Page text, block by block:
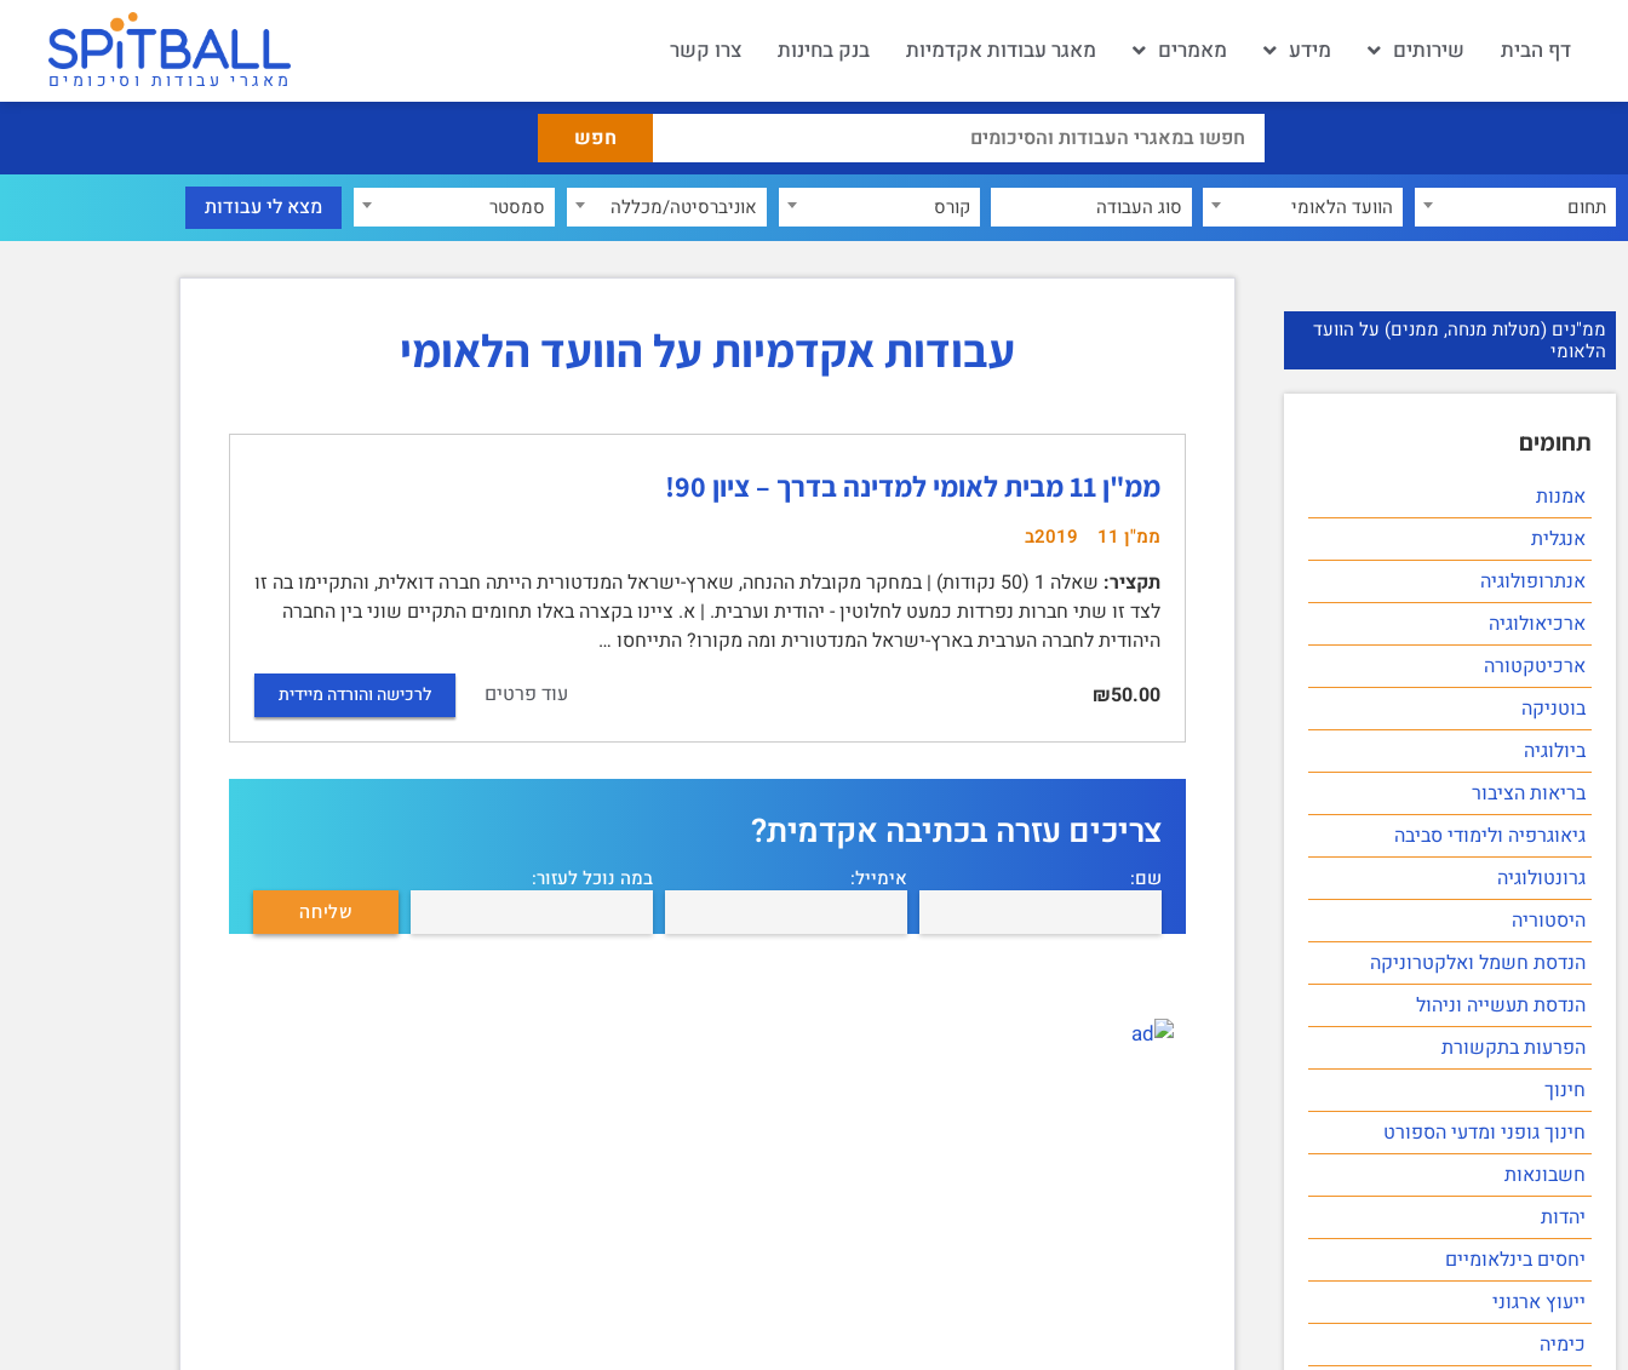
דף הבית שירותים מידע מאמרים מאגר עבודות אקדמיות בנק בחינות צרו קשר
מאגרי עבודות וסיכומים
תחום הוועד הלאומי קורס אוניברסיטה/מכללה סמסטר
ממ"נים (מטלות מנחה, ממנים) על הוועד
הלאומי
תחומים
אמנות
אנגלית
אנתרופולוגיה
ארכיאולוגיה
ארכיטקטורה
בוטניקה
ביולוגיה
בריאות הציבור
גיאוגרפיה ולימודי סביבה
גרונטולוגיה
היסטוריה
הנדסת חשמל ואלקטרוניקה
הנדסת תעשייה וניהול
הפרעות בתקשורת
חינוך
חינוך גופני ומדעי הספורט
חשבונאות
יהדות
יחסים בינלאומיים
ייעוץ ארגוני
כימיה
עבודות אקדמיות על הוועד הלאומי
ממ"ן 11 מבית לאומי למדינה בדרך – ציון 90!
ממ"ן 11 2019ב
תקציר:
שאלה 1 (50 נקודות) | במחקר מקובלת ההנחה, שארץ-ישראל המנדטורית הייתה חברה דואלית, והתקיימו בה זו
לצד זו שתי חברות נפרדות כמעט לחלוטין - יהודית וערבית. | א. ציינו בקצרה באלו תחומים התקיים שוני בין החברה
היהודית לחברה הערבית בארץ-ישראל המנדטורית ומה מקורו? התייחסו …
₪50.00
עוד פרטים לרכישה והורדה מיידית
צריכים עזרה בכתיבה אקדמית?
שם: אימייל: במה נוכל לעזור: